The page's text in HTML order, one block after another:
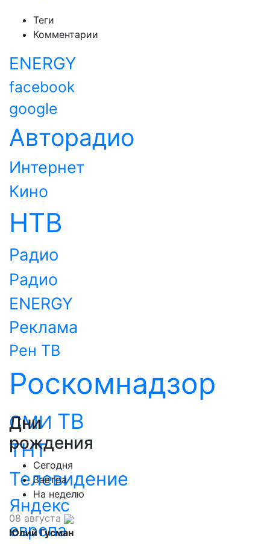
Теги
Комментарии
ENERGY
facebook
google
Авторадио
Интернет
Кино
НТВ
Радио
Радио
ENERGY
Реклама
Рен ТВ
Роскомнадзор
СМИ ТВ
ТНТ
Телевидение
Яндекс
европа
Дни
рождения
Сегодня
Завтра
На неделю
08 августа
Юлий Гусман